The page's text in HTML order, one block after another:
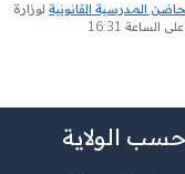
المدرسية القانونية لوزارة
الولاية